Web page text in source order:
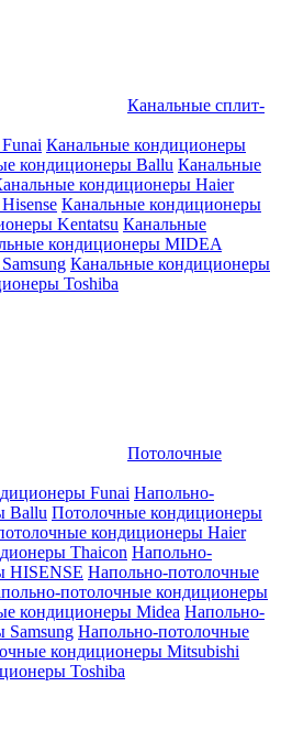
Канальные сплит-
Канальные кондиционеры
кондиционеры Ballu Канальные
кондиционеры Haier
Канальные кондиционеры
Kentatsu Канальные
кондиционеры MIDEA
Канальные кондиционеры
Toshiba
Потолочные
Funai Напольно-
Ballu Потолочные кондиционеры
кондиционеры Haier
Thaicon Напольно-
HISENSE Напольно-потолочные
потолочные кондиционеры
кондиционеры Midea Напольно-
Samsung Напольно-потолочные
кондиционеры Mitsubishi
Toshiba